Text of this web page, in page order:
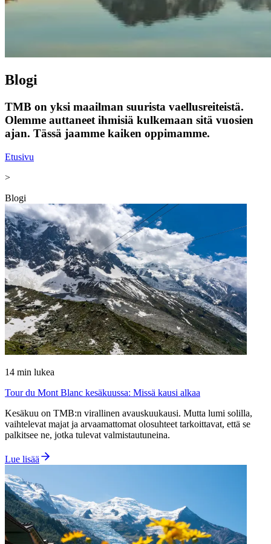
Blogi
TMB on yksi maailman suurista vaellusreiteistä.
Olemme auttaneet ihmisiä kulkemaan sitä vuosien
ajan. Tässä jaamme kaiken oppimamme.
Etusivu
>
Blogi
14 min lukea
Tour du Mont Blanc kesäkuussa: Missä kausi alkaa
Kesäkuu on TMB:n virallinen avauskuukausi. Mutta lumi solilla,
vaihtelevat majat ja arvaamattomat olosuhteet tarkoittavat, että se
palkitsee ne, jotka tulevat valmistautuneina.
Lue lisää